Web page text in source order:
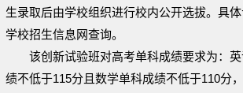
生录取后由学校组织进行校内公开选拔。具
学校招生信息网查询。
该创新试验班对高考单科成绩要求为：
绩不低于115分且数学单科成绩不低于110分